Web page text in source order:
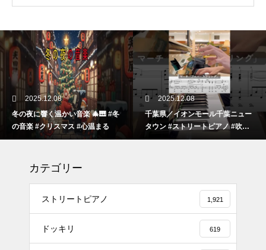
2025.12.08
冬の夜に響く温かい音楽 🎄🎹 #冬
の音楽 #クリスマス #心温まる
2025.12.08
千葉県／イオンモール千葉ニュー
タウン #ストリートピアノ #吹奏
楽
カテゴリー
ストリートピアノ 1,921
ドッキリ 619